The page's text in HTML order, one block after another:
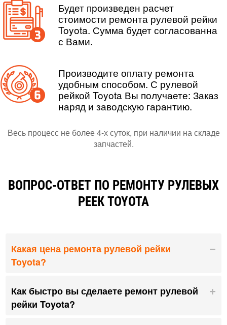
Будет произведен расчет
стоимости ремонта рулевой рейки
Toyota. Сумма будет согласованна
с Вами.
Производите оплату ремонта
удобным способом. С рулевой
рейкой Toyota Вы получаете: Заказ
наряд и заводскую гарантию.
Весь процесс не более 4-х суток, при наличии на складе
запчастей.
ВОПРОС-ОТВЕТ ПО РЕМОНТУ РУЛЕВЫХ
РЕЕК TOYOTA
Какая цена ремонта рулевой рейки
Toyota?
Как быстро вы сделаете ремонт рулевой
рейки Toyota?